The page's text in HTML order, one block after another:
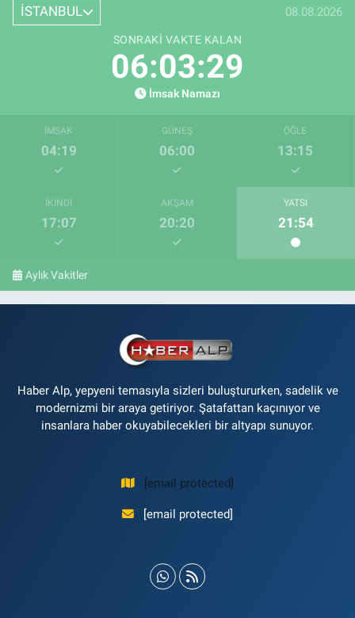
İSTANBUL 08.08.2026
SONRAKI VAKTE KALAN
06:03:28
İmsak Namazı
İMSAK
04:19
GÜNEŞ
06:00
ÖĞLE
13:15
İKINDI
17:07
AKŞAM
20:20
YATSI
21:54
Aylık Vakitler
Haber Alp, yepyeni temasıyla sizleri buluştururken, sadelik ve
modernizmi bir araya getiriyor. Şatafattan kaçınıyor ve
insanlara haber okuyabilecekleri bir altyapı sunuyor.
[email protected]
[email protected]